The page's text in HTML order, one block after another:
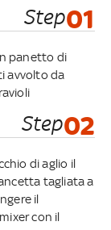
Step01
panetto di
avvolto da
Step02
di aglio il
tagliata a
il
con il